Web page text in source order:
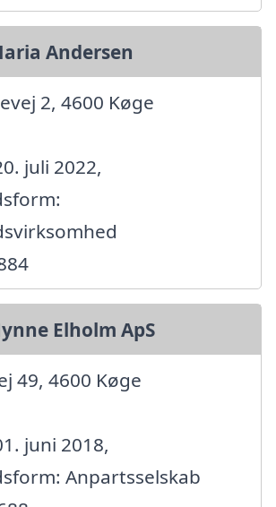
Andersen
2, 4600 Køge
juli 2022,
Elholm ApS
49, 4600 Køge
juni 2018,
Anpartsselskab